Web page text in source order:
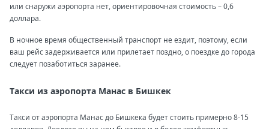
или снаружи аэропорта нет, ориентировочная стоимость – 0,6
доллара.
В ночное время общественный транспорт не ездит, поэтому, если
ваш рейс задерживается или прилетает поздно, о поездке до города
следует позаботиться заранее.
Такси из аэропорта Манас в Бишкек
Такси от аэропорта Манас до Бишкека будет стоить примерно 8-15